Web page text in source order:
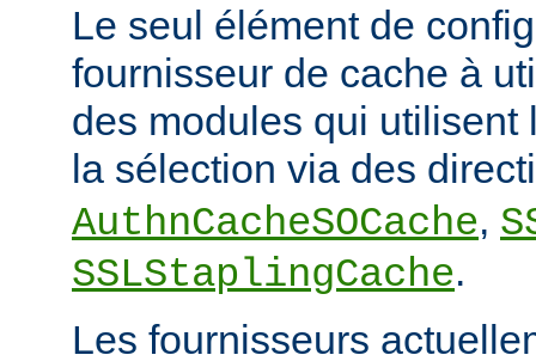
Le seul élément de
fournisseur de cache à
des modules qui
la sélection via des
AuthnCacheSOCache,
SSLStaplingCache.
Les fournisseurs